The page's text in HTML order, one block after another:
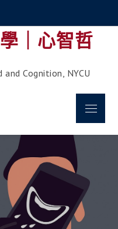
｜心智哲
Cognition, NYCU
Menu